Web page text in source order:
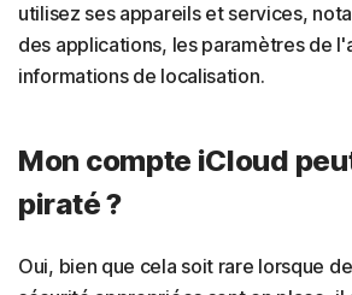
utilisez ses appareils et services,
des applications, les paramètres de
informations de localisation.
Mon compte iCloud
piraté ?
Oui, bien que cela soit rare lorsque